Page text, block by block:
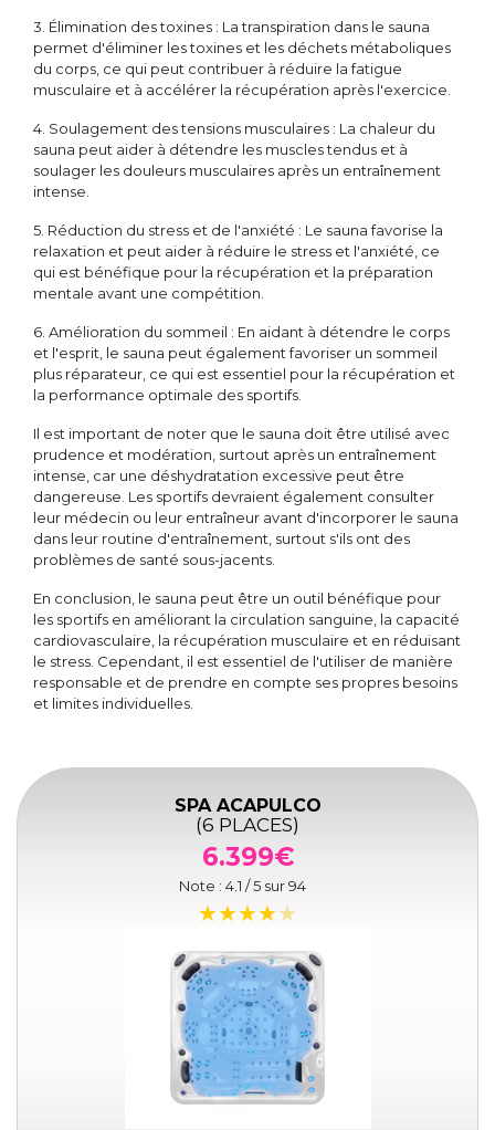
3. Élimination des toxines : La transpiration dans le sauna
permet d'éliminer les toxines et les déchets métaboliques
du corps, ce qui peut contribuer à réduire la fatigue
musculaire et à accélérer la récupération après l'exercice.
4. Soulagement des tensions musculaires : La chaleur du
sauna peut aider à détendre les muscles tendus et à
soulager les douleurs musculaires après un entraînement
intense.
5. Réduction du stress et de l'anxiété : Le sauna favorise la
relaxation et peut aider à réduire le stress et l'anxiété, ce
qui est bénéfique pour la récupération et la préparation
mentale avant une compétition.
6. Amélioration du sommeil : En aidant à détendre le corps
et l'esprit, le sauna peut également favoriser un sommeil
plus réparateur, ce qui est essentiel pour la récupération et
la performance optimale des sportifs.
Il est important de noter que le sauna doit être utilisé avec
prudence et modération, surtout après un entraînement
intense, car une déshydratation excessive peut être
dangereuse. Les sportifs devraient également consulter
leur médecin ou leur entraîneur avant d'incorporer le sauna
dans leur routine d'entraînement, surtout s'ils ont des
problèmes de santé sous-jacents.
En conclusion, le sauna peut être un outil bénéfique pour
les sportifs en améliorant la circulation sanguine, la capacité
cardiovasculaire, la récupération musculaire et en réduisant
le stress. Cependant, il est essentiel de l'utiliser de manière
responsable et de prendre en compte ses propres besoins
et limites individuelles.
SPA ACAPULCO
(6 PLACES)
6.399€
Note : 4.1 / 5 sur94